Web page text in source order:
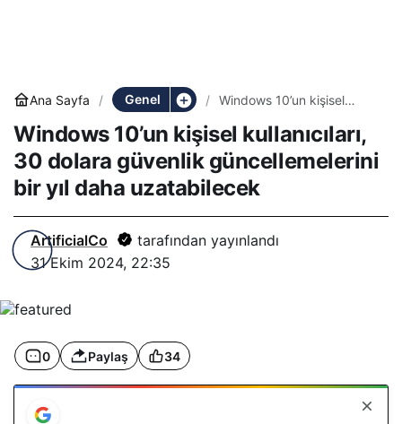
Ana Sayfa Genel
Windows 10’un kişisel
güvenlik güncellemelerini
bir yıl daha uzatabilecek
Windows 10’un kişisel kullanıcıları,
30 dolara güvenlik güncellemelerini
bir yıl daha uzatabilecek
ArtificialCo
tarafından yayınlandı
31 Ekim 2024, 22:35
0 Paylaş 34